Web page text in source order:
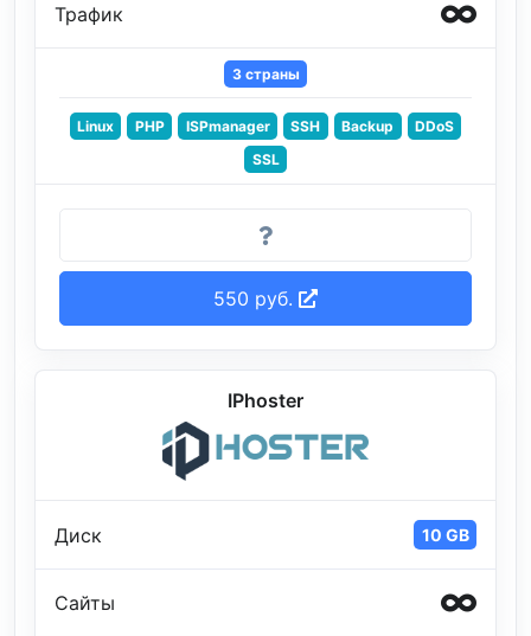
Трафик
3 страны
Linux PHP ISPmanager SSH Backup
DDoS
SSL
550 руб.
IPhoster
Диск 10 GB
Сайты